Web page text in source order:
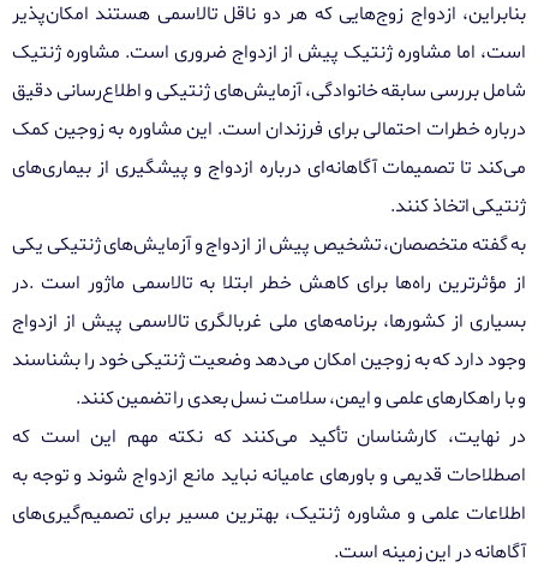
بنابراین، ازدواج زوج‌هایی که هر دو ناقل تالاسمی هستند امکان‌پذیر
است، اما مشاوره ژنتیک پیش از ازدواج ضروری است. مشاوره ژنتیک
شامل بررسی سابقه خانوادگی، آزمایش‌های ژنتیکی و اطلاع‌رسانی دقیق
درباره خطرات احتمالی برای فرزندان است. این مشاوره به زوجین کمک
می‌کند تا تصمیمات آگاهانه‌ای درباره ازدواج و پیشگیری از بیماری‌های
ژنتیکی اتخاذ کنند.
به گفته متخصصان، تشخیص پیش از ازدواج و آزمایش‌های ژنتیکی یکی
از مؤثرترین راه‌ها برای کاهش خطر ابتلا به تالاسمی ماژور است .در
بسیاری از کشورها، برنامه‌های ملی غربالگری تالاسمی پیش از ازدواج
وجود دارد که به زوجین امکان می‌دهد وضعیت ژنتیکی خود را بشناسند
و با راهکارهای علمی و ایمن، سلامت نسل بعدی را تضمین کنند.
در نهایت، کارشناسان تأکید می‌کنند که نکته مهم این است که
اصطلاحات قدیمی و باورهای عامیانه نباید مانع ازدواج شوند و توجه به
اطلاعات علمی و مشاوره ژنتیک، بهترین مسیر برای تصمیم‌گیری‌های
آگاهانه در این زمینه است.